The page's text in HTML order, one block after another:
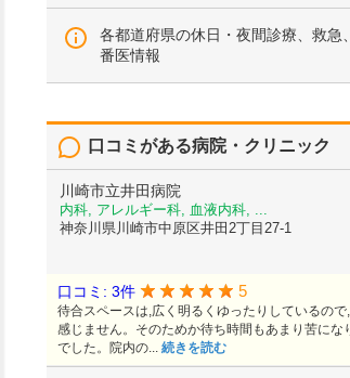
各都道府県の休日・夜間診療、救急
番医情報
口コミがある病院・クリニック
川崎市立井田病院
内科, アレルギー科, 血液内科, ...
神奈川県川崎市中原区井田2丁目27-1
口コミ: 3件 5
待合スペースは,広く明るくゆったりしているので
感じません。そのためか待ち時間もあまり苦にな
でした。院内の... 続きを読む